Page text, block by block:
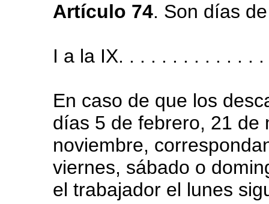
Artículo 74. Son días
I a la IX. . . . . . . . . . . . .
En caso de que los
días 5 de febrero, 21 de
noviembre,
viernes, sábado o
el trabajador el lunes